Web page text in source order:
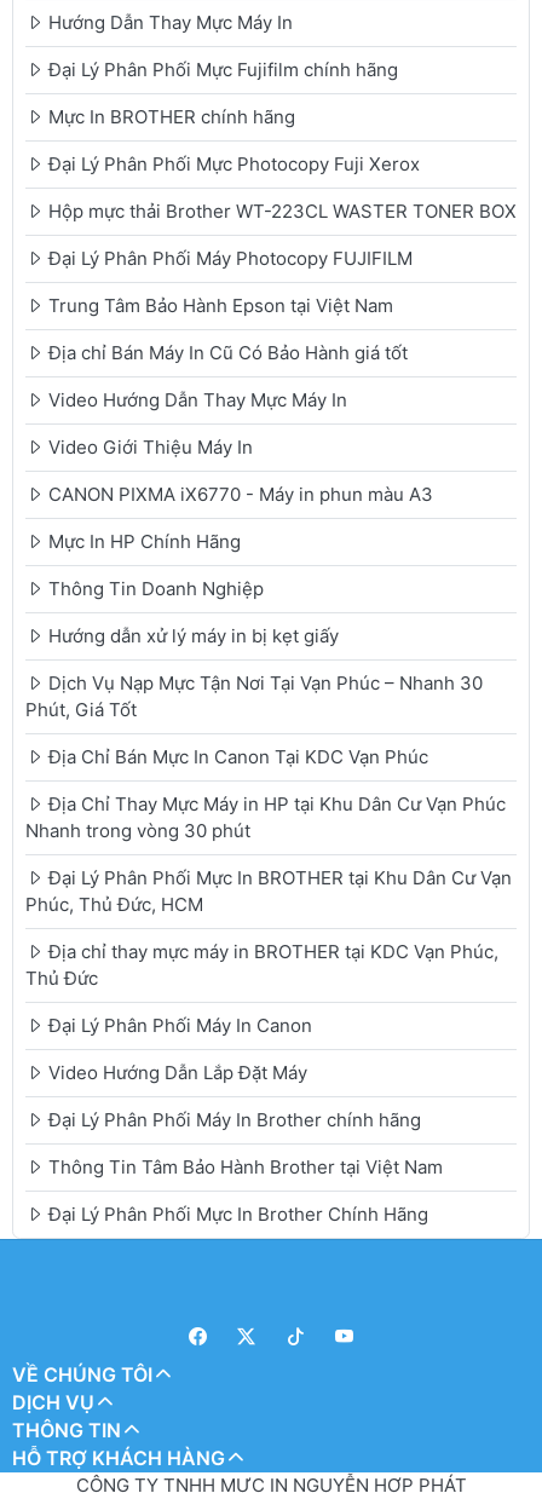
Hướng Dẫn Thay Mực Máy In
Đại Lý Phân Phối Mực Fujifilm chính hãng
Mực In BROTHER chính hãng
Đại Lý Phân Phối Mực Photocopy Fuji Xerox
Hộp mực thải Brother WT-223CL WASTER TONER BOX
Đại Lý Phân Phối Máy Photocopy FUJIFILM
Trung Tâm Bảo Hành Epson tại Việt Nam
Địa chỉ Bán Máy In Cũ Có Bảo Hành giá tốt
Video Hướng Dẫn Thay Mực Máy In
Video Giới Thiệu Máy In
CANON PIXMA iX6770 - Máy in phun màu A3
Mực In HP Chính Hãng
Thông Tin Doanh Nghiệp
Hướng dẫn xử lý máy in bị kẹt giấy
Dịch Vụ Nạp Mực Tận Nơi Tại Vạn Phúc – Nhanh 30
Phút, Giá Tốt
Địa Chỉ Bán Mực In Canon Tại KDC Vạn Phúc
Địa Chỉ Thay Mực Máy in HP tại Khu Dân Cư Vạn Phúc
Nhanh trong vòng 30 phút
Đại Lý Phân Phối Mực In BROTHER tại Khu Dân Cư Vạn
Phúc, Thủ Đức, HCM
Địa chỉ thay mực máy in BROTHER tại KDC Vạn Phúc,
Thủ Đức
Đại Lý Phân Phối Máy In Canon
Video Hướng Dẫn Lắp Đặt Máy
Đại Lý Phân Phối Máy In Brother chính hãng
Thông Tin Tâm Bảo Hành Brother tại Việt Nam
Đại Lý Phân Phối Mực In Brother Chính Hãng
VỀ CHÚNG TÔI
DỊCH VỤ
THÔNG TIN
HỖ TRỢ KHÁCH HÀNG
CÔNG TY TNHH MỰC IN NGUYỄN HỢP PHÁT